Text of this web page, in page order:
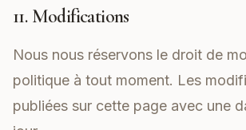
11. Modifications
Nous nous réservons le droit de
politique à tout moment. Les
publiées sur cette page avec une